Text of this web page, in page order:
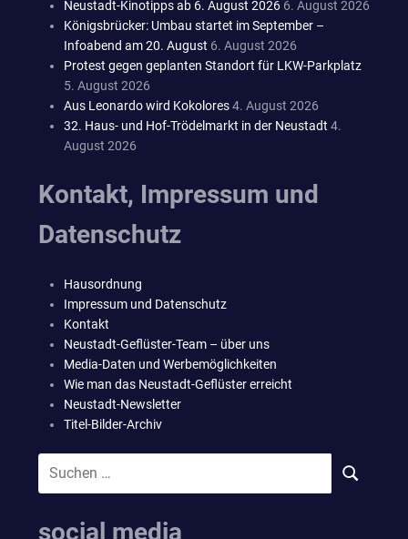
Neustadt-Kinotipps ab 6. August 2026 6. August 2026
Königsbrücker: Umbau startet im September –
Infoabend am 20. August 6. August 2026
Protest gegen geplanten Standort für LKW-Parkplatz
5. August 2026
Aus Leonardo wird Kokolores4. August 2026
32. Haus- und Hof-Trödelmarkt in der Neustadt 4.
August 2026
Kontakt, Impressum und
Datenschutz
Hausordnung
Impressum und Datenschutz
Kontakt
Neustadt-Geflüster-Team – über uns
Media-Daten und Werbemöglichkeiten
Wie man das Neustadt-Geflüster erreicht
Neustadt-Newsletter
Titel-Bilder-Archiv
Suchen
SUCHEN
social media